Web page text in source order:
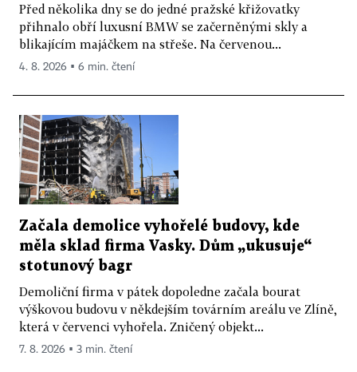
Před několika dny se do jedné pražské křižovatky
přihnalo obří luxusní BMW se začerněnými skly a
blikajícím majáčkem na střeše. Na červenou...
4. 8. 2026 ▪ 6 min. čtení
Začala demolice vyhořelé budovy, kde
měla sklad firma Vasky. Dům „ukusuje“
stotunový bagr
Demoliční firma v pátek dopoledne začala bourat
výškovou budovu v někdejším továrním areálu ve Zlíně,
která v červenci vyhořela. Zničený objekt...
7. 8. 2026 ▪ 3 min. čtení